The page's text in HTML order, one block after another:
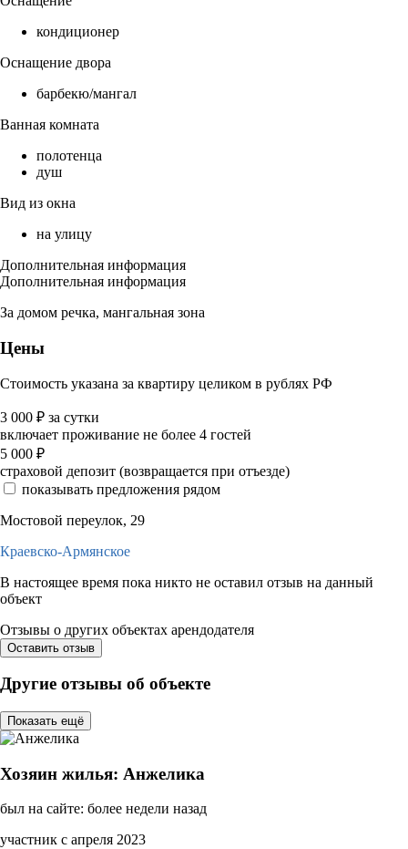
кондиционер
Оснащение двора
барбекю/мангал
Ванная комната
полотенца
душ
Вид из окна
на улицу
Дополнительная информация
Дополнительная информация
За домом речка, мангальная зона
Цены
Стоимость указана за квартиру целиком в рублях РФ
3 000 ₽ за сутки
включает проживание не более 4 гостей
5 000 ₽
страховой депозит (возвращается при отъезде)
показывать предложения рядом
Мостовой переулок, 29
Краевско-Армянское
В настоящее время пока никто не оставил отзыв на данный
объект
Отзывы о других объектах арендодателя
Оставить отзыв
Другие отзывы об объекте
Показать ещё
Хозяин жилья: Анжелика
был на сайте: более недели назад
участник с апреля 2023